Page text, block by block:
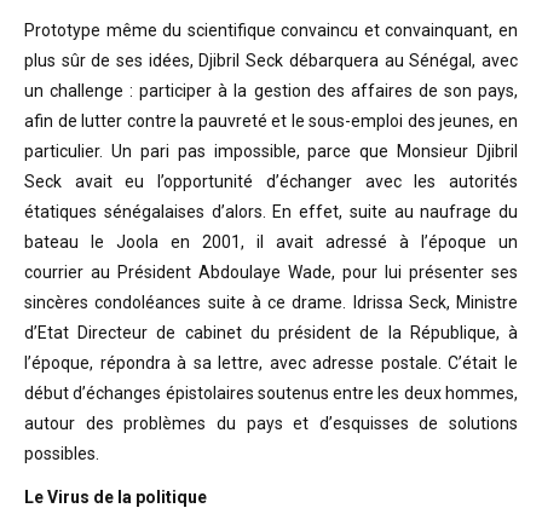
Prototype même du scientifique convaincu et convainquant, en
plus sûr de ses idées, Djibril Seck débarquera au Sénégal, avec
un challenge : participer à la gestion des affaires de son pays,
afin de lutter contre la pauvreté et le sous-emploi des jeunes, en
particulier. Un pari pas impossible, parce que Monsieur Djibril
Seck avait eu l’opportunité d’échanger avec les autorités
étatiques sénégalaises d’alors. En effet, suite au naufrage du
bateau le Joola en 2001, il avait adressé à l’époque un
courrier au Président Abdoulaye Wade, pour lui présenter ses
sincères condoléances suite à ce drame. Idrissa Seck, Ministre
d’Etat Directeur de cabinet du président de
la République, à
l’époque, répondra à sa lettre, avec adresse postale. C’était le
début d’échanges épistolaires soutenus entre les deux hommes,
autour des problèmes du pays et d’esquisses de solutions
possibles.
Le Virus de la politique